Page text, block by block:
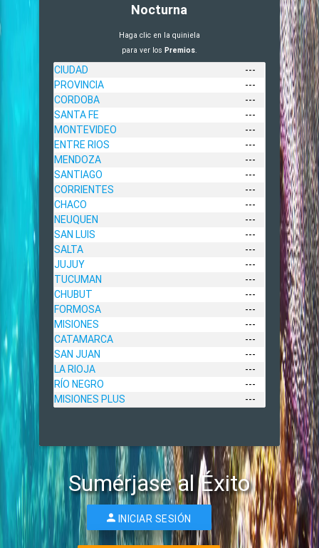
Nocturna
Haga clic en la quiniela
para ver los Premios.
CIUDAD
---
PROVINCIA
---
CORDOBA
---
SANTA FE
---
MONTEVIDEO
---
ENTRE RIOS
---
MENDOZA
---
SANTIAGO
---
CORRIENTES
---
CHACO
---
NEUQUEN
---
SAN LUIS
---
SALTA
---
JUJUY
---
TUCUMAN
---
CHUBUT
---
FORMOSA
---
MISIONES
---
CATAMARCA
---
SAN JUAN
---
LA RIOJA
---
RÍO NEGRO
---
MISIONES PLUS
---
Sumérjase al Éxito
INICIAR SESIÓN